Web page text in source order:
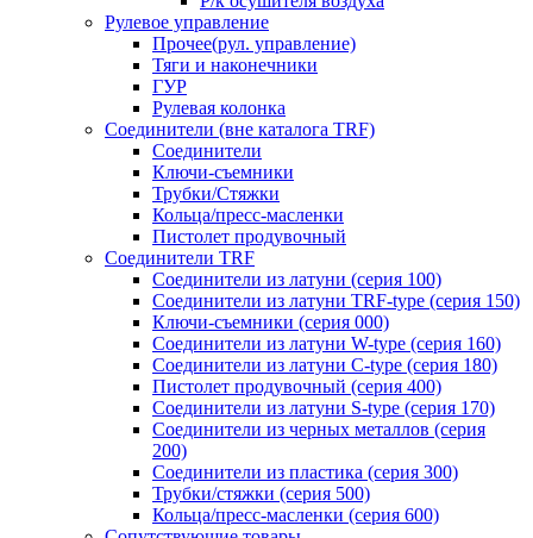
Рулевое управление
Прочее(рул. управление)
Тяги и наконечники
ГУР
Рулевая колонка
Соединители (вне каталога TRF)
Соединители
Ключи-cъемники
Трубки/Стяжки
Кольца/пресс-масленки
Пистолет продувочный
Соединители TRF
Соединители из латуни (серия 100)
Соединители из латуни TRF-type (серия 150)
Ключи-съемники (серия 000)
Соединители из латуни W-type (серия 160)
Соединители из латуни С-type (серия 180)
Пистолет продувочный (серия 400)
Соединители из латуни S-type (серия 170)
Соединители из черных металлов (серия
200)
Соединители из пластика (серия 300)
Трубки/стяжки (серия 500)
Кольца/пресс-масленки (серия 600)